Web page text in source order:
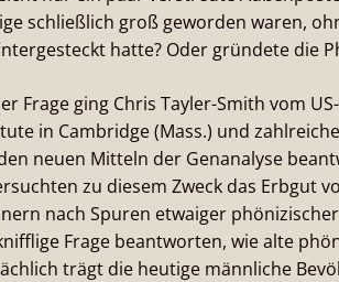
schließlich groß geworden waren,
hatte? Oder gründete die
Frage ging Chris Tayler-Smith vom
in Cambridge (Mass.) und
neuen Mitteln der Genanalyse
zu diesem Zweck das Erbgut
nach Spuren etwaiger
Frage beantworten, wie alte
trägt die heutige männliche